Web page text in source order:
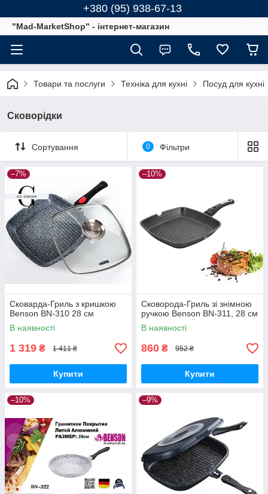
+380 (95) 938-67-13
"Mad-MarketShop" - інтернет-магазин
Товари та послуги Техніка для кухні Посуд для кухні
Сковорідки
Сортування 0 Фільтри
–7%
Сковарда-Гриль з кришкою
Benson BN-310 28 см
В наявності
1 319 ₴ 1 411 ₴
Купити
–10%
Сковорода-Гриль зі знімною
ручкою Benson BN-311, 28 см
В наявності
860 ₴ 952 ₴
Купити
–10% –9%